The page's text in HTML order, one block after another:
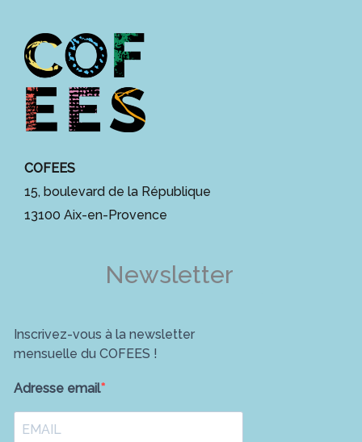
COFEES
15, boulevard de la République
13100 Aix-en-Provence
Newsletter
Inscrivez-vous à la newsletter
mensuelle du COFEES !
Adresse email